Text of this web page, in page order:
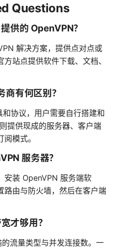
Questions
供的 OpenVPN？
解决方案，提供点对点或
站点提供软件下载、文档、
有何区别？
协议，用户需要自行搭建和
提供现成的服务器、客户端
模式。
服务器？
安装 OpenVPN 服务端软
路由与防火墙，然后在客户端
才够用？
流量类型与并发连接数。一